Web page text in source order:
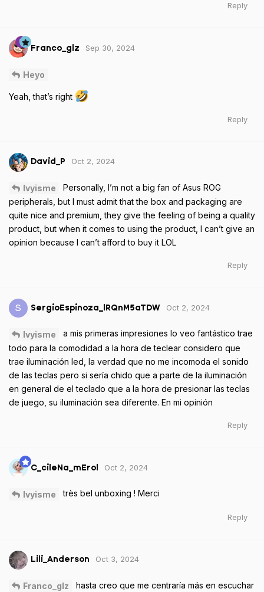
Reply
Franco_glz Sep 30, 2024
Heyo
Yeah, that’s right
Reply
David_P Oct 2, 2024
Ivyisme
Personally, I’m not a big fan of Asus ROG
peripherals, but I must admit that the box and packaging are
quite nice and premium, they give the feeling of being a quality
product, but when it comes to using the product, I can’t give an
opinion because I can’t afford to buy it LOL
Reply
S SergioEspinoza_lRQnM5aTDW Oct 2, 2024
Ivyisme
a mis primeras impresiones lo veo fantástico trae
todo para la comodidad a la hora de teclear considero que
trae iluminación led, la verdad que no me incomoda el sonido
de las teclas pero si sería chido que a parte de la iluminación
en general de el teclado que a la hora de presionar las teclas
de juego, su iluminación sea diferente. En mi opinión
Reply
C_cileNa_mErol Oct 2, 2024
Ivyisme très bel unboxing ! Merci
Reply
Lili_Anderson Oct 3, 2024
Franco_glz
hasta creo que me centraría más en escuchar